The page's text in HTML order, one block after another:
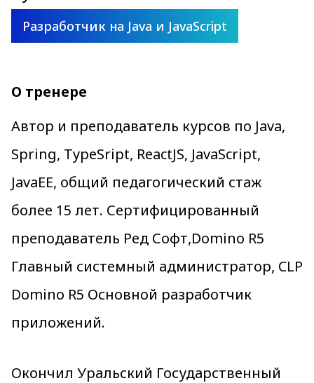
Разработчик на Java и JavaScript
О тренере
Автор и преподаватель курсов по Java,
Spring, TypeSript, ReactJS, JavaScript,
JavaEE, общий педагогический стаж
более 15 лет. Сертифицированный
преподаватель Ред Софт,Domino R5
Главный системный администратор, CLP
Domino R5 Основной разработчик
приложений.
Окончил Уральский Государственный